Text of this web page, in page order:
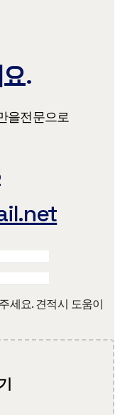
.
을​ 전문으로
세요. 견적시 도움이